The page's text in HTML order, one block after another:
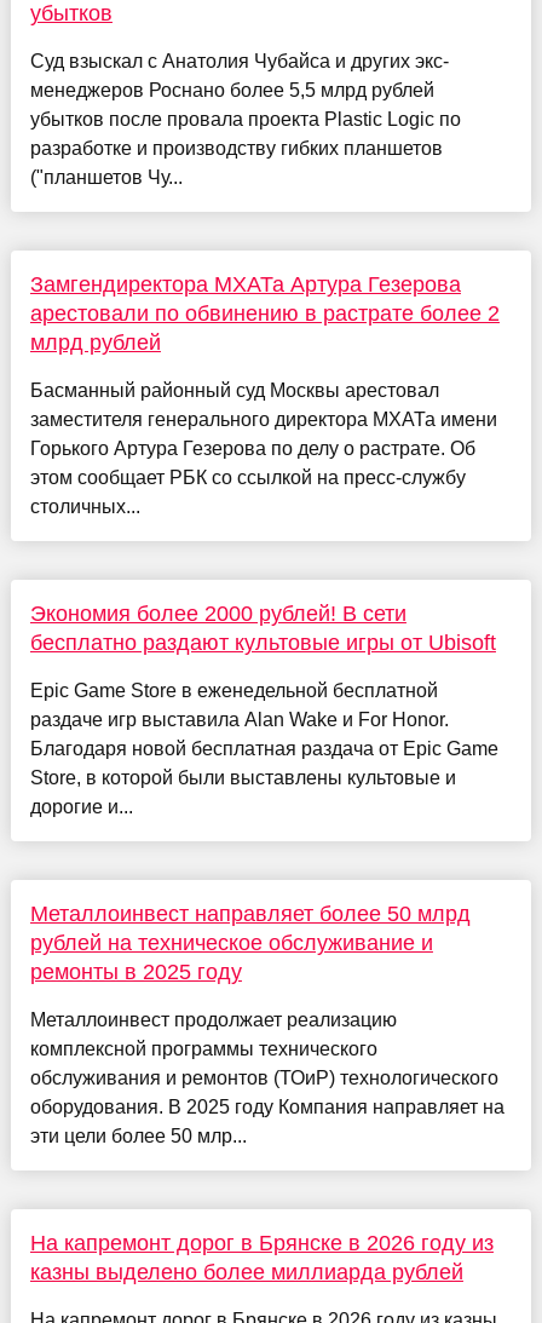
убытков
Суд взыскал с Анатолия Чубайса и других экс-
менеджеров Роснано более 5,5 млрд рублей
убытков после провала проекта Plastic Logic по
разработке и производству гибких планшетов
("планшетов Чу...
Замгендиректора МХАТа Артура Гезерова
арестовали по обвинению в растрате более 2
млрд рублей
Басманный районный суд Москвы арестовал
заместителя генерального директора МХАТа имени
Горького Артура Гезерова по делу о растрате. Об
этом сообщает РБК со ссылкой на пресс-службу
столичных...
Экономия более 2000 рублей! В сети
бесплатно раздают культовые игры от Ubisoft
Epic Game Store в еженедельной бесплатной
раздаче игр выставила Alan Wake и For Honor.
Благодаря новой бесплатная раздача от Epic Game
Store, в которой были выставлены культовые и
дорогие и...
Металлоинвест направляет более 50 млрд
рублей на техническое обслуживание и
ремонты в 2025 году
Металлоинвест продолжает реализацию
комплексной программы технического
обслуживания и ремонтов (ТОиР) технологического
оборудования. В 2025 году Компания направляет на
эти цели более 50 млр...
На капремонт дорог в Брянске в 2026 году из
казны выделено более миллиарда рублей